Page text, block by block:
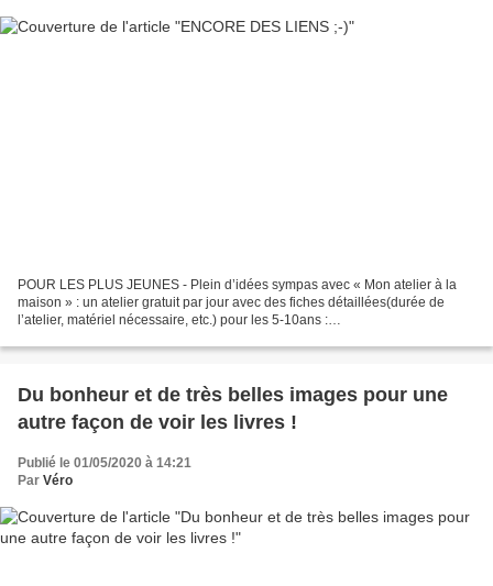
POUR LES PLUS JEUNES - Plein d’idées sympas avec « Mon atelier à la
maison » : un atelier gratuit par jour avec des fiches détaillées(durée de
l’atelier, matériel nécessaire, etc.) pour les 5-10ans :
Du bonheur et de très belles images pour une
autre façon de voir les livres !
Publié le 01/05/2020 à 14:21
Par Véro